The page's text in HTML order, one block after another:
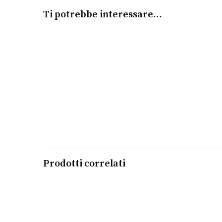
Ti potrebbe interessare…
Prodotti correlati